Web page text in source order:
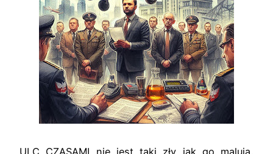
ULC CZASAMI nie jest taki zły jak go malują,